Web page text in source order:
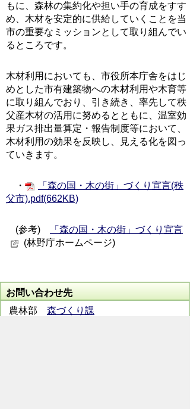
もに、森林の集約化や担い手の育成をすす
め、木材を安定的に供給していくことを当
市の重要なミッションとして取り組んでい
るところです。
木材利用においても、市役所本庁舎をはじ
めとした市有建築物への木材利用や木育等
に取り組んでおり、引き続き、率先して秩
父産木材の活用に努めるとともに、温室効
果ガス排出量算定・報告制度等において、
木材利用の効果を反映し、見える化を図っ
ていきます。
・
「森の国・木の街」づくり宣言(秩
父市).pdf(662KB)
(参考)
「森の国・木の街」づくり宣言
(林野庁ホームページ)
お問い合わせ先
農林部 森づくり課